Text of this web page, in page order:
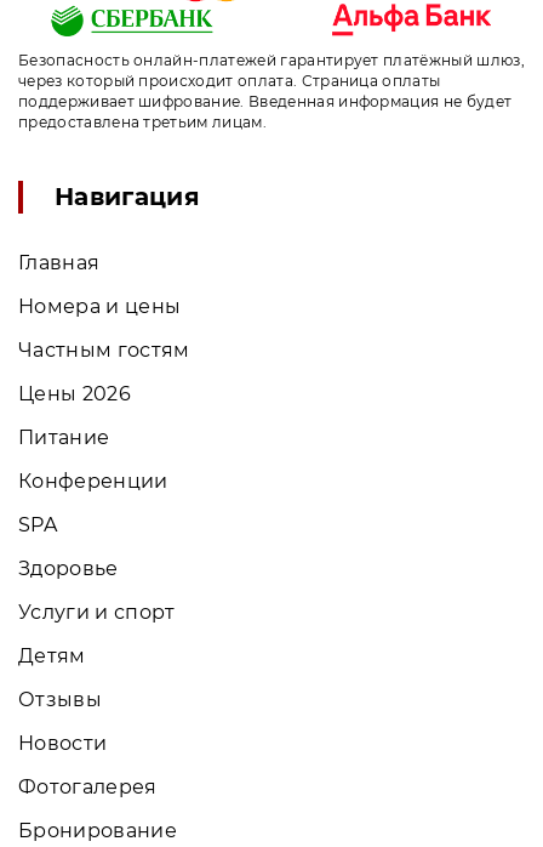
Безопасность онлайн-платежей гарантирует платёжный шлюз,
через который происходит оплата. Страница оплаты
поддерживает шифрование. Введенная информация не будет
предоставлена третьим лицам.
Навигация
Главная
Номера и цены
Частным гостям
Цены 2026
Питание
Конференции
SPA
Здоровье
Услуги и спорт
Детям
Отзывы
Новости
Фотогалерея
Бронирование